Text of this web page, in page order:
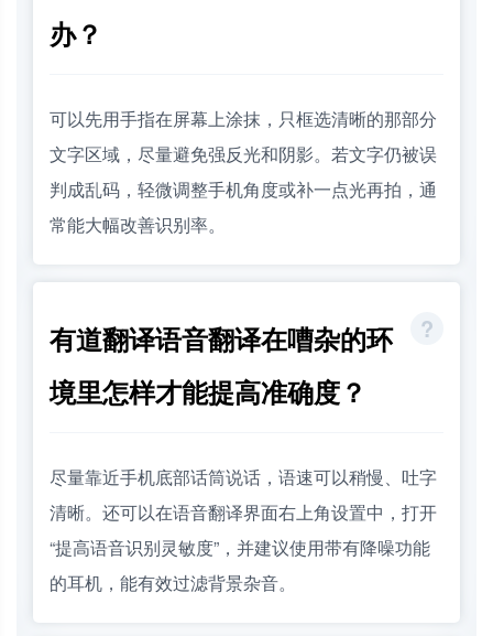
办？
可以先用手指在屏幕上涂抹，只框选清晰的那部分
文字区域，尽量避免强反光和阴影。若文字仍被误
判成乱码，轻微调整手机角度或补一点光再拍，通
常能大幅改善识别率。
有道翻译语音翻译在嘈杂的环
境里怎样才能提高准确度？
尽量靠近手机底部话筒说话，语速可以稍慢、吐字
清晰。还可以在语音翻译界面右上角设置中，打开
“提高语音识别灵敏度”，并建议使用带有降噪功能
的耳机，能有效过滤背景杂音。